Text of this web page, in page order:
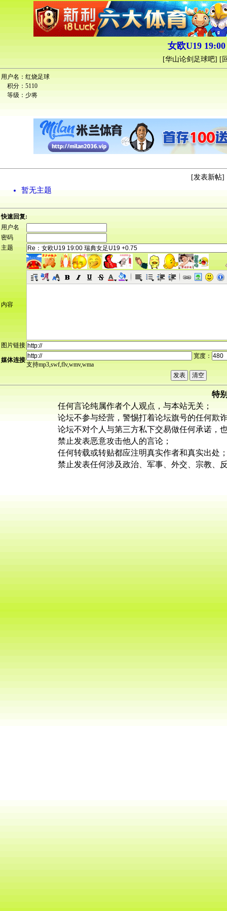
女欧U19
[华山论剑足球吧] [
用户名： 红烧足球
积分： 5110
等级： 少将
[发表新帖]
暂无主题
快速回复:
用户名
密码
主题
内容
图片链接
媒体连接
宽度：
支持mp3,swf,flv,wmv,wma
特
任何言论纯属作者个人观点，与本站无关；
论坛不参与经营，警惕打着论坛旗号的任何欺
论坛不对个人与第三方私下交易做任何承诺，
禁止发表恶意攻击他人的言论；
任何转载或转贴都应注明真实作者和真实出处
禁止发表任何涉及政治、军事、外交、宗教、